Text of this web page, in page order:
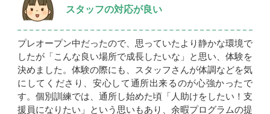
スタッフの対応が良い
プレオープン中だったので、思っていたより静かな環境で
したが「こんな良い場所で成長したいな」と思い、体験を
決めました。体験の際にも、スタッフさんが体調などを気
にしてくださり、安心して通所出来るのが心強かったで
す。個別訓練では、通所し始めた頃「人助けをしたい！支
援員になりたい」という思いもあり、余暇プログラムの提